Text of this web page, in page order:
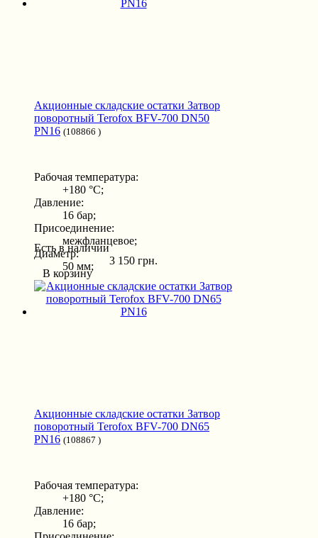
Акционные складские остатки Затвор
поворотный Terofox BFV-700 DN50
PN16 (108866 )
Рабочая температура:
+180 °С;
Давление:
16 бар;
Присоединение:
межфланцевое;
Диаметр:
50 мм;
Есть в наличии
3 150 грн.
В корзину
Акционные складские остатки Затвор
поворотный Terofox BFV-700 DN65
PN16 (108867 )
Рабочая температура:
+180 °С;
Давление:
16 бар;